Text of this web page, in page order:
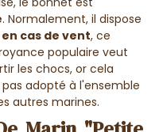
. Normalement, il dispose
cas de vent, ce
populaire veut
les chocs, or cela
adopté à l'ensemble
autres marines.